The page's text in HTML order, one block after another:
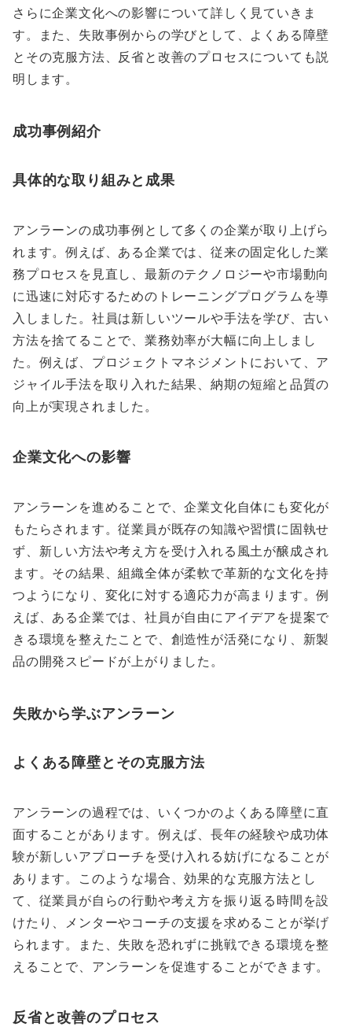
さらに企業文化への影響について詳しく見ていきま
す。また、失敗事例からの学びとして、よくある障壁
とその克服方法、反省と改善のプロセスについても説
明します。
成功事例紹介
具体的な取り組みと成果
アンラーンの成功事例として多くの企業が取り上げら
れます。例えば、ある企業では、従来の固定化した業
務プロセスを見直し、最新のテクノロジーや市場動向
に迅速に対応するためのトレーニングプログラムを導
入しました。社員は新しいツールや手法を学び、古い
方法を捨てることで、業務効率が大幅に向上しまし
た。例えば、プロジェクトマネジメントにおいて、ア
ジャイル手法を取り入れた結果、納期の短縮と品質の
向上が実現されました。
企業文化への影響
アンラーンを進めることで、企業文化自体にも変化が
もたらされます。従業員が既存の知識や習慣に固執せ
ず、新しい方法や考え方を受け入れる風土が醸成され
ます。その結果、組織全体が柔軟で革新的な文化を持
つようになり、変化に対する適応力が高まります。例
えば、ある企業では、社員が自由にアイデアを提案で
きる環境を整えたことで、創造性が活発になり、新製
品の開発スピードが上がりました。
失敗から学ぶアンラーン
よくある障壁とその克服方法
アンラーンの過程では、いくつかのよくある障壁に直
面することがあります。例えば、長年の経験や成功体
験が新しいアプローチを受け入れる妨げになることが
あります。このような場合、効果的な克服方法とし
て、従業員が自らの行動や考え方を振り返る時間を設
けたり、メンターやコーチの支援を求めることが挙げ
られます。また、失敗を恐れずに挑戦できる環境を整
えることで、アンラーンを促進することができます。
反省と改善のプロセス